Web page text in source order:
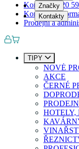
Značky
Kontakty
Kontakty+420
Kontaktní
Prodejní a
TIPY
NOVÉ
AKCE
ČERNÉ
HOTELY,